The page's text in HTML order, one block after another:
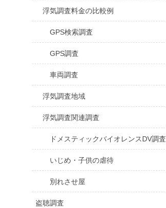
浮気調査料金の比較例
GPS検索調査
GPS調査
車両調査
浮気調査地域
浮気調査関連調査
ドメスティックバイオレンスDV調査
いじめ・子供の虐待
別れさせ屋
盗聴調査